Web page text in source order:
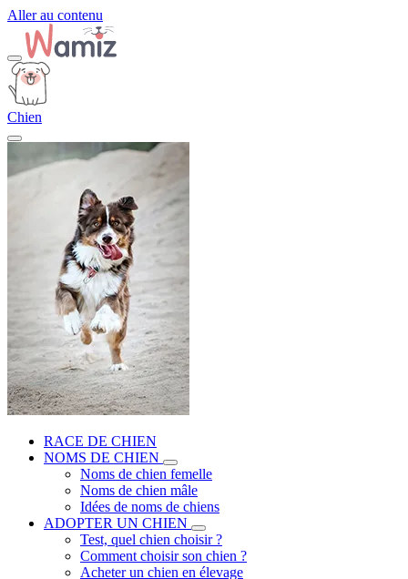
Aller au contenu
Chien
RACE DE CHIEN
NOMS DE CHIEN
Noms de chien femelle
Noms de chien mâle
Idées de noms de chiens
ADOPTER UN CHIEN
Test, quel chien choisir ?
Comment choisir son chien ?
Acheter un chien en élevage